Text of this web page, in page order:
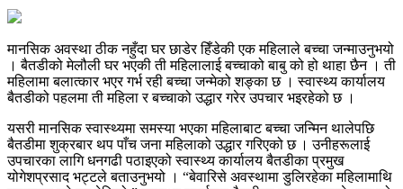
मानसिक अवस्था ठीक नहुँदा घर छाडेर हिँडेकी एक महिलाले बच्चा जन्माउनुभयो
। बैतडीको मेलौली घर भएकी ती महिलालाई बच्चाको बाबु को हो थाहा छैन । ती
महिलामा बलात्कार भएर गर्भ रही बच्चा जन्मेको शङ्का छ । स्वास्थ्य कार्यालय
बैतडीको पहलमा ती महिला र बच्चाको उद्धार गरेर उपचार भइरहेको छ ।
यसरी मानसिक स्वास्थ्यमा समस्या भएका महिलाबाट बच्चा जन्मिन थालेपछि
बैतडीमा शुक्रबार थप पाँच जना महिलाको उद्धार गरिएको छ । उनीहरूलाई
उपचारका लागि धनगढी पठाइएको स्वास्थ्य कार्यालय बैतडीका प्रमुख
योगेशप्रसाद भट्टले बताउनुभयो । “बेवारिसे अवस्थामा डुलिरहेका महिलामाथि